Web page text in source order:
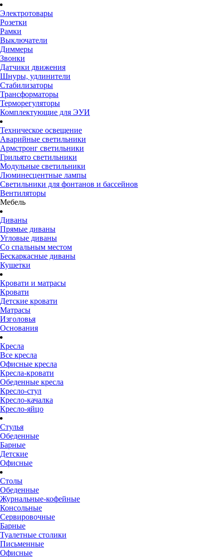
Электротовары
Розетки
Рамки
Выключатели
Диммеры
Звонки
Датчики движения
Шнуры, удлинители
Стабилизаторы
Трансформаторы
Терморегуляторы
Комплектующие для ЭУИ
Техническое освещение
Аварийные светильники
Армстронг светильники
Грильято светильники
Модульные светильники
Люминесцентные лампы
Светильники для фонтанов и бассейнов
Вентиляторы
Мебель
Диваны
Прямые диваны
Угловые диваны
Со спальным местом
Бескаркасные диваны
Кушетки
Кровати и матрасы
Кровати
Детские кровати
Матрасы
Изголовья
Основания
Кресла
Все кресла
Офисные кресла
Кресла-кровати
Обеденные кресла
Кресло-стул
Кресло-качалка
Кресло-яйцо
Стулья
Обеденные
Барные
Детские
Офисные
Столы
Обеденные
Журнальные-кофейные
Консольные
Сервировочные
Барные
Туалетные столики
Письменные
Офисные